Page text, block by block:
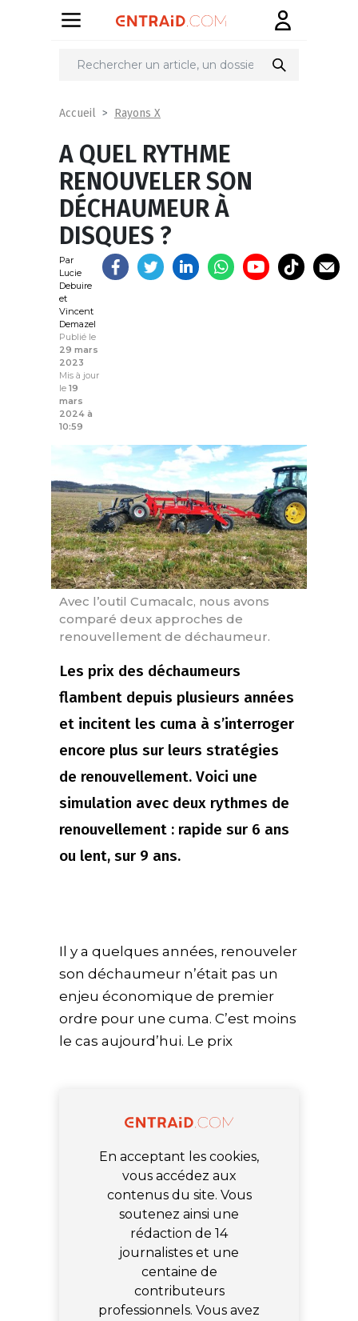
Partager
Accueil Rayons X
A QUEL RYTHME
RENOUVELER SON
DÉCHAUMEUR À
DISQUES ?
Par
Lucie
Debuire
et
Vincent
Demazel
Publié le
29 mars
2023
Mis à jour
le 19
mars
2024 à
10:59
Avec l’outil Cumacalc, nous avons
comparé deux approches de
renouvellement de déchaumeur.
Les prix des déchaumeurs
flambent depuis plusieurs années
et incitent les cuma à s’interroger
encore plus sur leurs stratégies
de renouvellement. Voici une
simulation avec deux rythmes de
renouvellement : rapide sur 6 ans
ou lent, sur 9 ans.
Il y a quelques années, renouveler
son déchaumeur n’était pas un
enjeu économique de premier
ordre pour une cuma. C’est moins
le cas aujourd’hui. Le prix
En acceptant les cookies,
vous accédez aux
contenus du site. Vous
soutenez ainsi une
rédaction de 14
journalistes et une
centaine de
contributeurs
professionnels. Vous avez